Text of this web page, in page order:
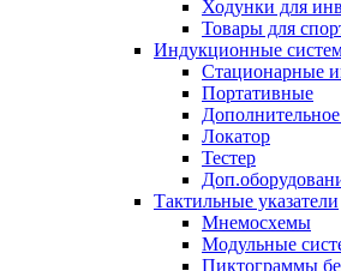
Ходунки для
Товары для
Индукционные
Стационарные
Портативные
Локатор
Тестер
Тактильные указатели
Мнемосхемы
Модульные
Пиктограммы